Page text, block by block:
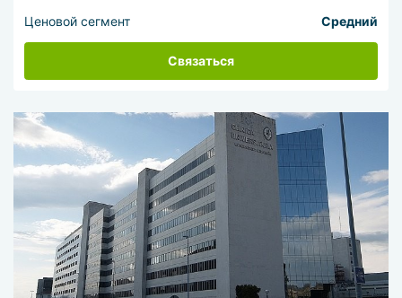
Ценовой сегмент Средний
Связаться